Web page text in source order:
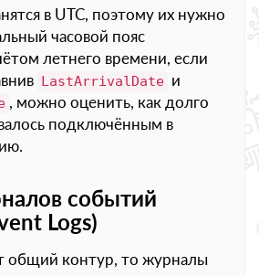
в UTC, поэтому их нужно
часовой пояс
летнего времени, если
LastArrivalDate и
, можно оценить, как долго
подключённым в
событий
Logs)
общий контур, то журналы